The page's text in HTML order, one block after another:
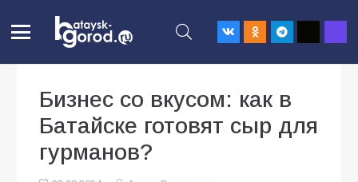
Бизнес со вкусом: как в
Батайске готовят сыр для
гурманов?